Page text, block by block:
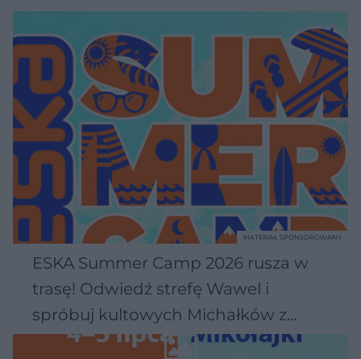
ESKA Summer Camp 2026 rusza w
trasę! Odwiedź strefę Wawel i
spróbuj kultowych Michałków z
Wawelu
MATERIAŁ SPONSOROWANY